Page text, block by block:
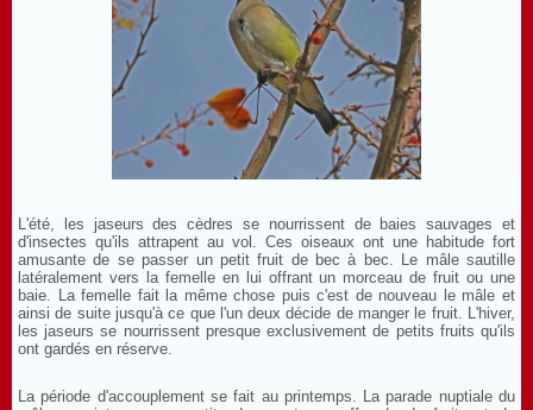
L'été, les jaseurs des cèdres se nourrissent de baies sauvages et
d'insectes qu'ils attrapent au vol. Ces oiseaux ont une habitude fort
amusante de se passer un petit fruit de bec à bec. Le mâle sautille
latéralement vers la femelle en lui offrant un morceau de fruit ou une
baie. La femelle fait la même chose puis c'est de nouveau le mâle et
ainsi de suite jusqu'à ce que l'un deux décide de manger le fruit. L'hiver,
les jaseurs se nourrissent presque exclusivement de petits fruits qu'ils
ont gardés en réserve.
La période d'accouplement se fait au printemps. La parade nuptiale du